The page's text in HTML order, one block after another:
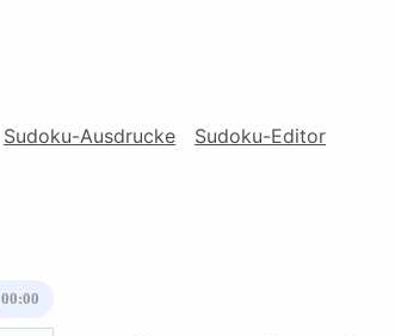
Sudoku-Ausdrucke Sudoku-Editor
00:00